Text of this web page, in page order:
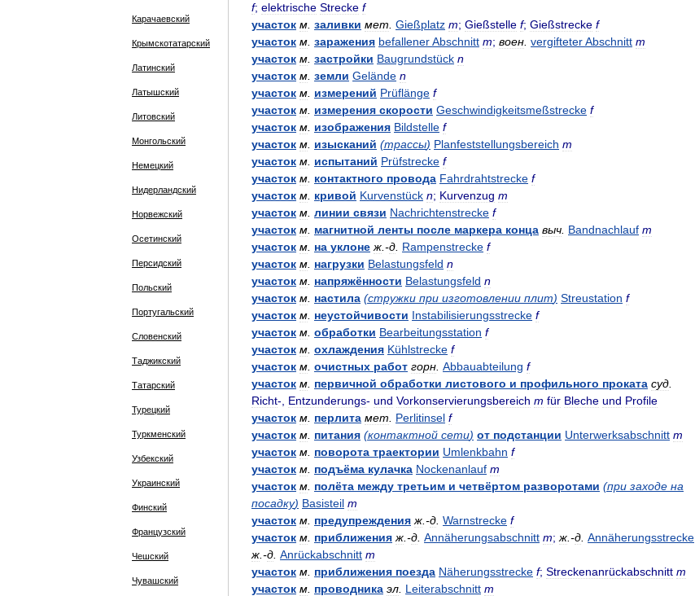
Карачаевский
Крымскотатарский
Латинский
Латышский
Литовский
Монгольский
Немецкий
Нидерландский
Норвежский
Осетинский
Персидский
Польский
Португальский
Словенский
Таджикский
Татарский
Турецкий
Туркменский
Узбекский
Украинский
Финский
Французский
Чешский
Чувашский
f; elektrische Strecke f
участок м заливки мет Gießplatz m; Gießstelle f; Gießstrecke f
участок м заражения befallenerAbschnitt m; воен vergifteterAbschnitt m
участок м застройки Baugrundstück n
участок м земли Gelände n
участок м измерений Prüflänge f
участок м измерения скорости Geschwindigkeitsmeßstrecke f
участок м изображения Bildstelle f
участок м изысканий (трассы) Planfeststellungsbereich m
участок м испытаний Prüfstrecke f
участок м контактного провода Fahrdrahtstrecke f
участок м кривой Kurvenstück n; Kurvenzug m
участок м линии связи Nachrichtenstrecke f
участок м магнитной ленты после маркера конца выч Bandnachlauf m
участок м на уклоне ж .-д Rampenstrecke f
участок м нагрузки Belastungsfeld n
участок м напряжённости Belastungsfeld n
участок м настила (стружки при изготовлении плит) Streustation f
участок м неустойчивости Instabilisierungsstrecke f
участок м обработки Bearbeitungsstation f
участок м охлаждения Kühlstrecke f
участок м очистных работ горн Abbauabteilung f
участок м первичной обработки листового и профильного проката суд
Richt-, Entzunderungs- und Vorkonservierungsbereich m für Bleche und Profile
участок м перлита мет Perlitinsel f
участок м питания (контактной сети) от подстанции Unterwerksabschnitt m
участок м поворота траектории Umlenkbahn f
участок м подъёма кулачка Nockenanlauf m
участок м полёта между третьим и четвёртом разворотами (при заходе на
посадку) Basisteil m
участок м предупреждения ж .-д Warnstrecke f
участок м приближения ж .-д Annäherungsabschnitt m; ж .-д Annäherungsstrecke
ж .-д Anrückabschnitt m
участок м приближения поезда Näherungsstrecke f; Streckenanrückabschnitt m
участок м проводника эл Leiterabschnitt m